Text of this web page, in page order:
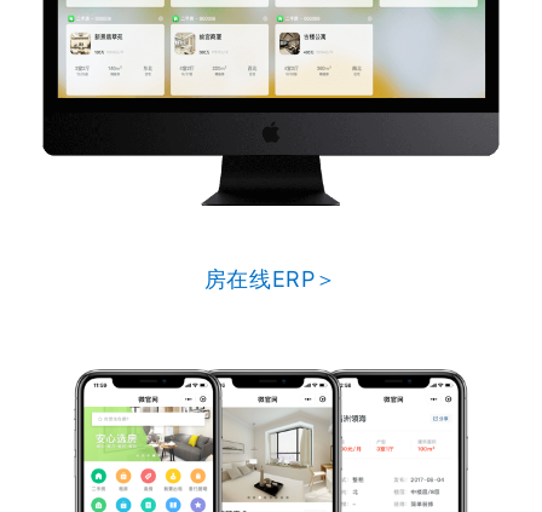
房在线ERP＞